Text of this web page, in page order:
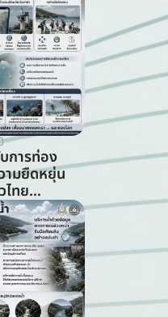
การท่อง
ามยืดหยุ่น
ไทย
ทายจาก
าขาการ